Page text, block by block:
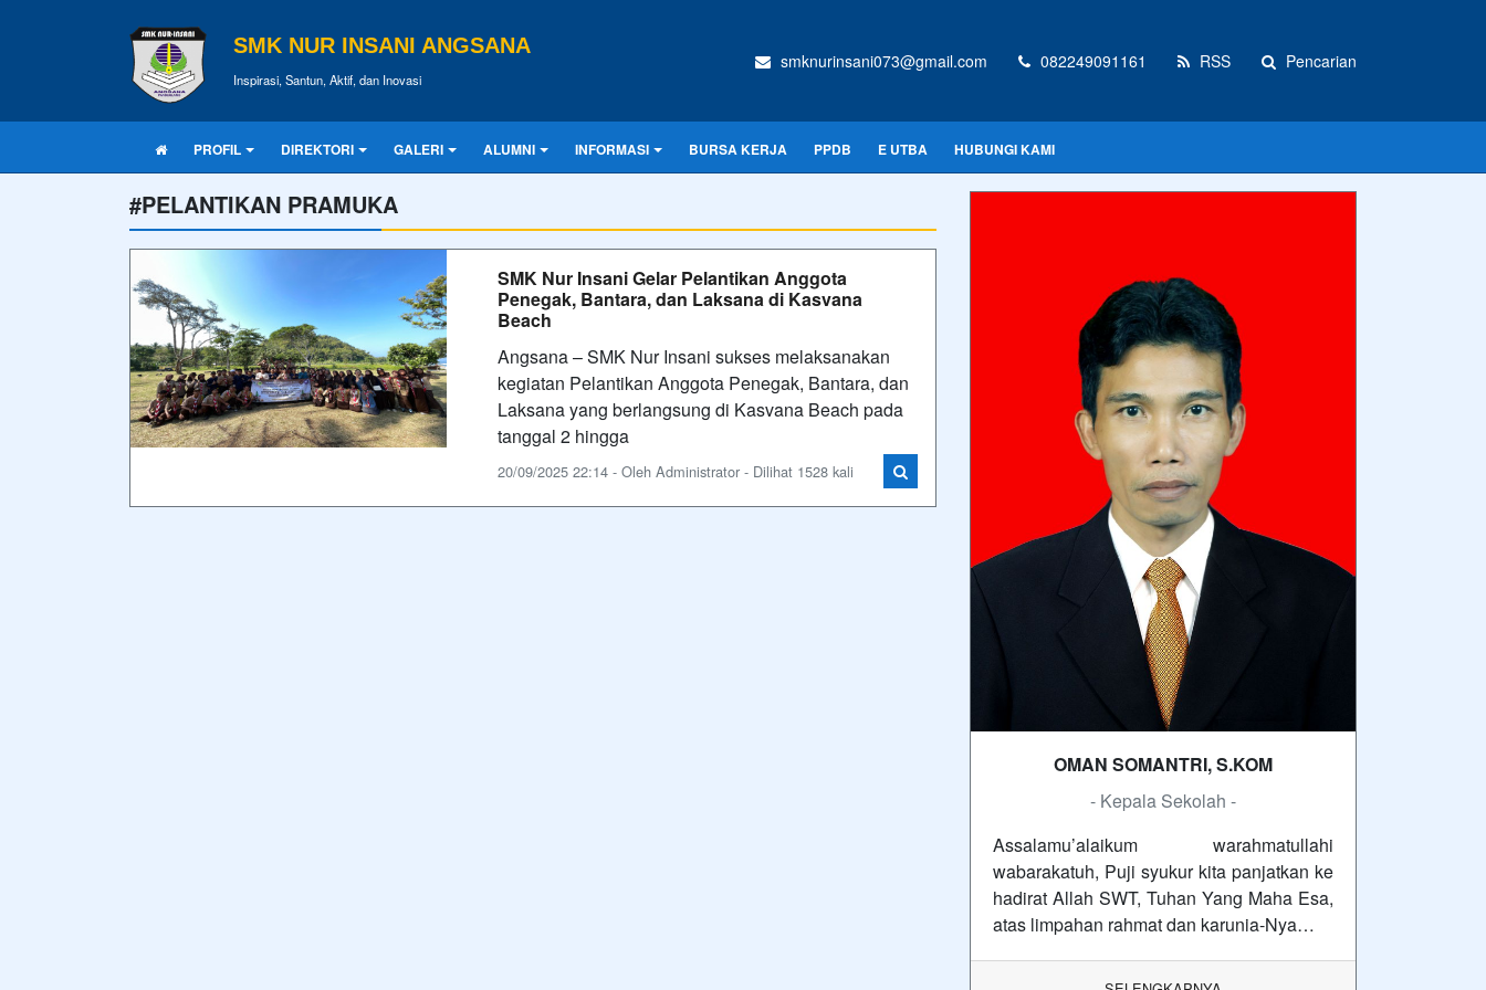
SMK NUR INSANI ANGSANA
Inspirasi, Santun, Aktif, dan Inovasi
smknurinsani073@gmail.com 082249091161 RSS Pencarian
PROFIL DIREKTORI GALERI ALUMNI INFORMASI BURSA KERJA PPDB E UTBA HUBUNGI KAMI
#PELANTIKAN PRAMUKA
SMK Nur Insani Gelar Pelantikan Anggota
Penegak, Bantara, dan Laksana di Kasvana
Beach
Angsana – SMK Nur Insani sukses melaksanakan
kegiatan Pelantikan Anggota Penegak, Bantara, dan
Laksana yang berlangsung di Kasvana Beach pada
tanggal 2 hingga
20/09/2025 22:14 - Oleh Administrator - Dilihat 1528 kali
OMAN SOMANTRI, S.KOM
- Kepala Sekolah -
Assalamu’alaikum warahmatullahi
wabarakatuh, Puji syukur kita panjatkan ke
hadirat Allah SWT, Tuhan Yang Maha Esa,
atas limpahan rahmat dan karunia-Nya…